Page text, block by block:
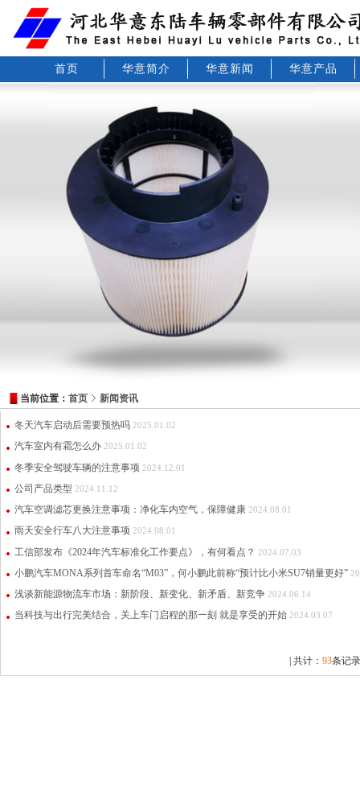
首页 华意简介 华意新闻 华意产品
当前位置： 首页 新闻资讯
冬天汽车启动后需要预热吗 2025.01.02
汽车室内有霜怎么办 2025.01.02
冬季安全驾驶车辆的注意事项 2024.12.01
公司产品类型 2024.11.12
汽车空调滤芯更换注意事项：净化车内空气，保障健康 2024.08.01
雨天安全行车八大注意事项 2024.08.01
工信部发布《2024年汽车标准化工作要点》，有何看点？ 2024.07.03
小鹏汽车MONA系列首车命名“M03”，何小鹏此前称“预计比小米SU7销量更好”
浅谈新能源物流车市场：新阶段、新变化、新矛盾、新竞争 2024.06.14
当科技与出行完美结合，关上车门启程的那一刻 就是享受的开始 2024.03.07
| 共计： 93条记